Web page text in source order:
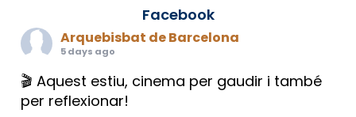
Facebook
Arquebisbat de Barcelona
5 days ago
🎬 Aquest estiu, cinema per gaudir i també
per reflexionar!